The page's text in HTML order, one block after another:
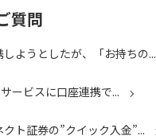
質問
しようとしたが、「お持ちの...
ービスに口座連携で...
ト証券の”クイック入金”...